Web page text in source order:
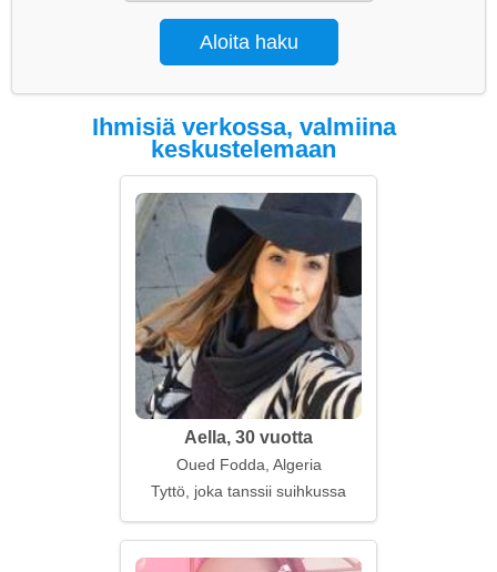
Ihmisiä verkossa, valmiina
keskustelemaan
Aella, 30 vuotta
Oued Fodda, Algeria
Tyttö, joka tanssii suihkussa